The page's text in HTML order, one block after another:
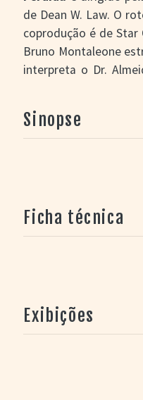
de Dean W. Law. O
coprodução é de
Bruno Montaleone
interpreta o Dr.
filmada no RS, em
Porto Alegre.
Sinopse
Ficha técnica
Exibições